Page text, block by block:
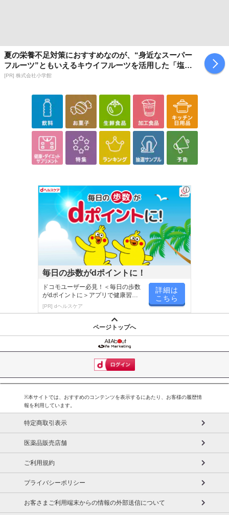
夏の栄養不足対策におすすめなのが、“身近なスーパー
フルーツ”ともいえるキウイフルーツを活用した「塩キ
ウイ」
[PR] 株式会社小学館
毎日の歩数がdポイントに！
ドコモユーザー必見！＜毎日の歩数
がdポイントに＞アプリで健康習慣
が楽しく続く
[PR] dヘルスケア
詳細は
こちら
ページトップへ
※本サイトでは、おすすめのコンテンツを表示するにあたり、お客様の履歴情
報を利用しています。
特定商取引表示
医薬品販売店舗
ご利用規約
プライバシーポリシー
お客さまご利用端末からの情報の外部送信について